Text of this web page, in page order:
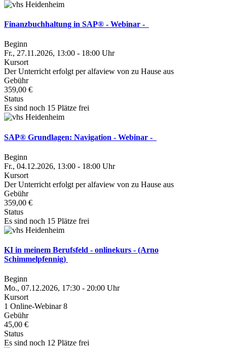
Finanzbuchhaltung in SAP® - Webinar -
Beginn
Fr., 27.11.2026, 13:00 - 18:00 Uhr
Kursort
Der Unterricht erfolgt per alfaview von zu Hause aus
Gebühr
359,00 €
Status
Es sind noch 15 Plätze frei
SAP® Grundlagen: Navigation - Webinar -
Beginn
Fr., 04.12.2026, 13:00 - 18:00 Uhr
Kursort
Der Unterricht erfolgt per alfaview von zu Hause aus
Gebühr
359,00 €
Status
Es sind noch 15 Plätze frei
KI in meinem Berufsfeld - onlinekurs - (Arno
Schimmelpfennig)
Beginn
Mo., 07.12.2026, 17:30 - 20:00 Uhr
Kursort
1 Online-Webinar 8
Gebühr
45,00 €
Status
Es sind noch 12 Plätze frei